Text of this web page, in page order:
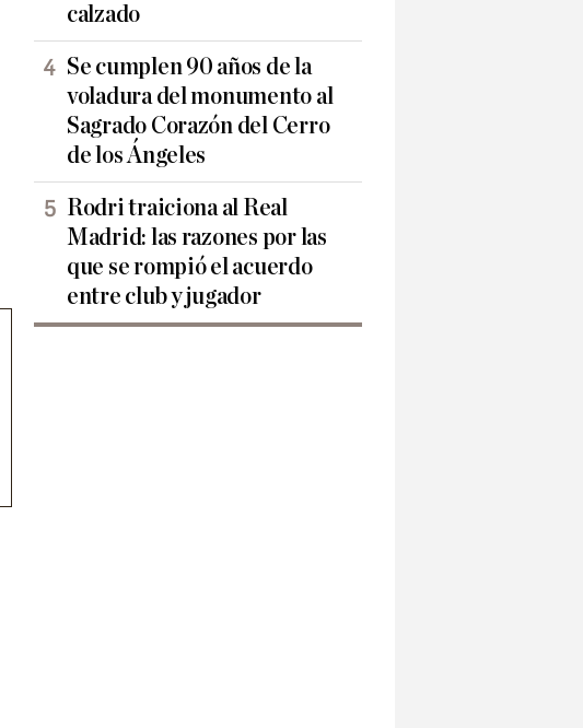
calzado
Se cumplen 90 años de la
voladura del monumento al
Sagrado Corazón del Cerro
de los Ángeles
Rodri traiciona al Real
Madrid: las razones por las
que se rompió el acuerdo
entre club y jugador